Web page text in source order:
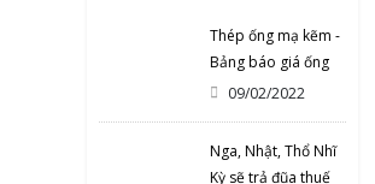
Thép ống mạ kẽm -
Bảng báo giá ống
thép mạ kẽm 190
09/02/2022
Nga, Nhật, Thổ Nhĩ
Kỳ sẽ trả đũa thuế